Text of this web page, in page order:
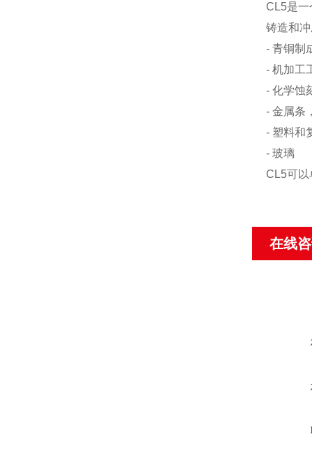
CL5是一
铸造和
- 青铜制
- 机加工
- 化学蚀
- 金属条
- 塑料和
- 玻璃
CL5可以
在线